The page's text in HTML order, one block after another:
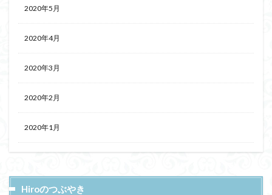
2020年5月
2020年4月
2020年3月
2020年2月
2020年1月
Hiroのつぶやき